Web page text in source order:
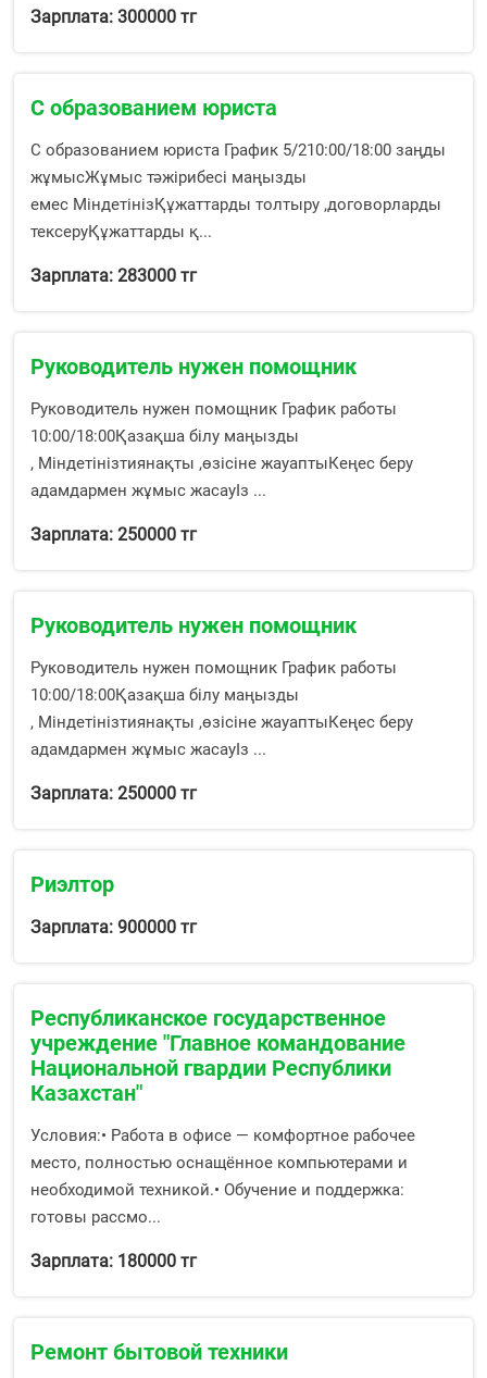
Зарплата: 300000 тг
С образованием юриста
С образованием юриста График 5/210:00/18:00 заңды
жұмысЖұмыс тәжірибесі маңызды
емес МіндетінізҚұжаттарды толтыру ,договорларды
тексеруҚұжаттарды қ...
Зарплата: 283000 тг
Руководитель нужен помощник
Руководитель нужен помощник График работы
10:00/18:00Қазақша білу маңызды
, Міндетінізтиянақты ,өзісіне жауаптыКеңес беру
адамдармен жұмыс жасауІз ...
Зарплата: 250000 тг
Руководитель нужен помощник
Руководитель нужен помощник График работы
10:00/18:00Қазақша білу маңызды
, Міндетінізтиянақты ,өзісіне жауаптыКеңес беру
адамдармен жұмыс жасауІз ...
Зарплата: 250000 тг
Риэлтор
Зарплата: 900000 тг
Республиканское государственное
учреждение "Главное командование
Национальной гвардии Республики
Казахстан"
Условия:• Работа в офисе — комфортное рабочее
место, полностью оснащённое компьютерами и
необходимой техникой.• Обучение и поддержка:
готовы рассмо...
Зарплата: 180000 тг
Ремонт бытовой техники